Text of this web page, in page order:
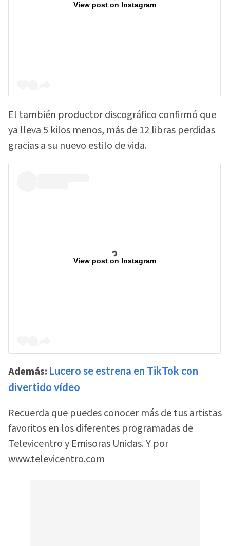
View post on Instagram
El también productor discográfico confirmó que
ya lleva 5 kilos menos, más de 12 libras perdidas
gracias a su nuevo estilo de vida.
View post on Instagram
Además: Lucero se estrena en TikTok con
divertido vídeo
Recuerda que puedes conocer más de tus artistas
favoritos en los diferentes programadas de
Televicentro y Emisoras Unidas. Y por
www.televicentro.com